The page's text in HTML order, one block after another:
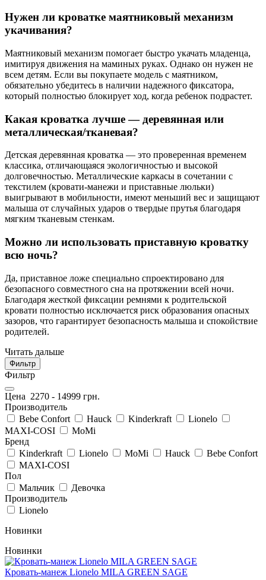
Нужен ли кроватке маятниковый механизм
укачивания?
Маятниковый механизм помогает быстро укачать младенца,
имитируя движения на маминых руках. Однако он нужен не
всем детям. Если вы покупаете модель с маятником,
обязательно убедитесь в наличии надежного фиксатора,
который полностью блокирует ход, когда ребенок подрастет.
Какая кроватка лучше — деревянная или
металлическая/тканевая?
Детская деревянная кроватка — это проверенная временем
классика, отличающаяся экологичностью и высокой
долговечностью. Металлические каркасы в сочетании с
текстилем (кровати-манежи и приставные люльки)
выигрывают в мобильности, имеют меньший вес и защищают
малыша от случайных ударов о твердые прутья благодаря
мягким тканевым стенкам.
Можно ли использовать приставную кроватку
всю ночь?
Да, приставное ложе специально спроектировано для
безопасного совместного сна на протяжении всей ночи.
Благодаря жесткой фиксации ремнями к родительской
кровати полностью исключается риск образования опасных
зазоров, что гарантирует безопасность малыша и спокойствие
родителей.
Читать дальше
Фильтр
Фильтр
Цена 2270 - 14999 грн.
Производитель
Bebe Confort
Hauck Kinderkraft
Lionelo
MAXI-COSI
MoMi
Бренд
Kinderkraft
Lionelo MoMi Hauck
Bebe Confort
MAXI-COSI
Пол
Мальчик
Девочка
Производитель
Lionelo
Новинки
Новинки
Кровать-манеж Lionelo MILA GREEN SAGE